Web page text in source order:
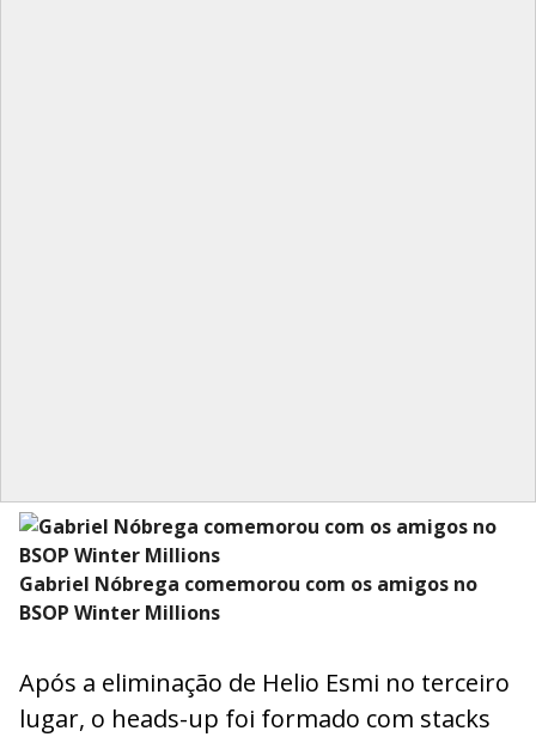
Gabriel Nóbrega comemorou com os amigos no
BSOP Winter Millions
Após a eliminação de Helio Esmi no terceiro
lugar, o heads-up foi formado com stacks